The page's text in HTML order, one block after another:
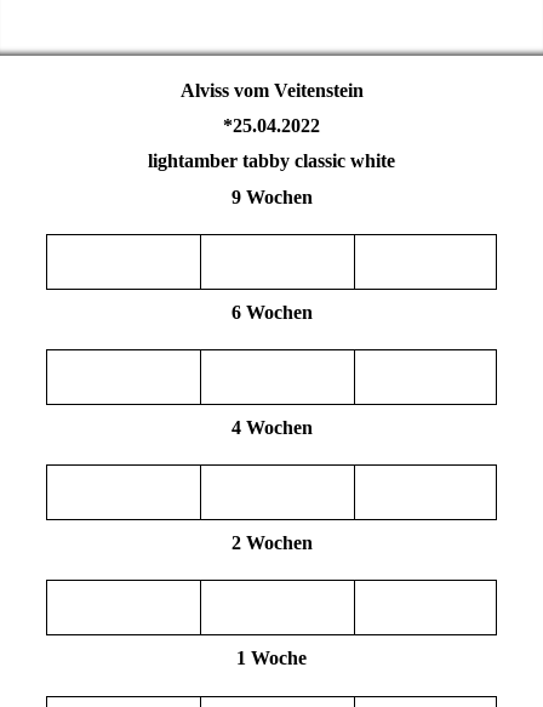
Alviss vom Veitenstein
*25.04.2022
lightamber tabby classic white
9 Wochen
6 Wochen
4 Wochen
2 Wochen
1 Woche